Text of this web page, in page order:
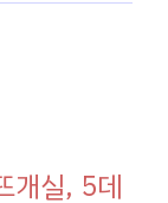
개실, 5데